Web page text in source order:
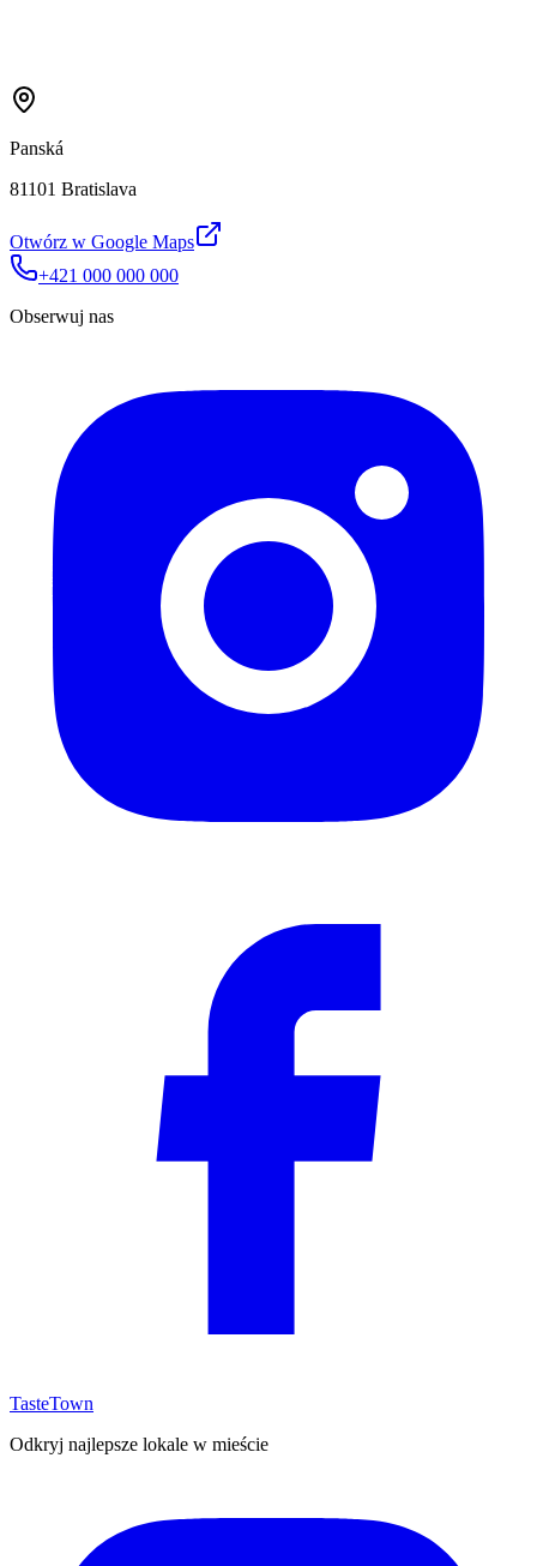
Panská
81101 Bratislava
Otwórz w Google Maps
+421 000 000 000
Obserwuj nas
TasteTown
Odkryj najlepsze lokale w mieście